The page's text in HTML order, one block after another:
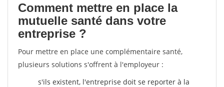
Comment mettre en place la
mutuelle santé dans votre
entreprise ?
Pour mettre en place une complémentaire santé,
plusieurs solutions s'offrent à l'employeur :
s'ils existent, l'entreprise doit se reporter à la